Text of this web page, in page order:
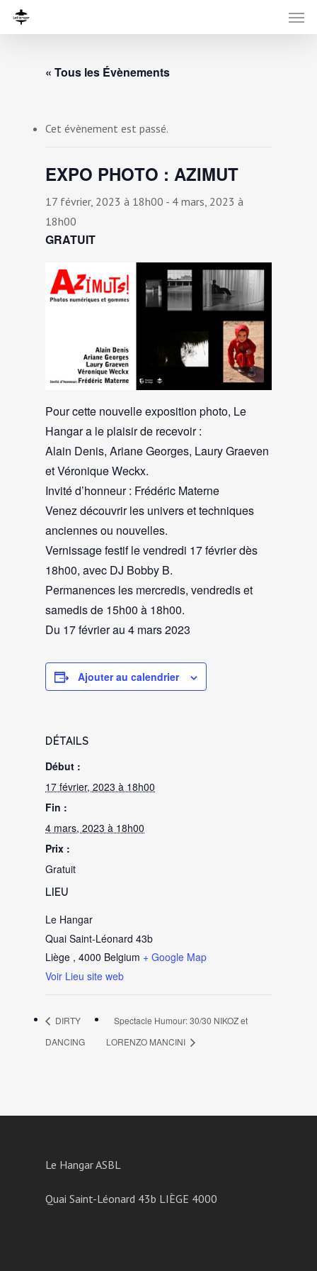
« Tous les Évènements
Cet évènement est passé.
EXPO PHOTO : AZIMUT
17 février, 2023 à 18h00 - 4 mars, 2023 à
18h00
GRATUIT
Pour cette nouvelle exposition photo, Le
Hangar a le plaisir de recevoir :
Alain Denis, Ariane Georges, Laury Graeven
et Véronique Weckx.
Invité d’honneur : Frédéric Materne
Venez découvrir les univers et techniques
anciennes ou nouvelles.
Vernissage festif le vendredi 17 février dès
18h00, avec DJ Bobby B.
Permanences les mercredis, vendredis et
samedis de 15h00 à 18h00.
Du 17 février au 4 mars 2023
Ajouter au calendrier
DÉTAILS
Début :
17 février, 2023 à 18h00
Fin :
4 mars, 2023 à 18h00
Prix :
Gratuit
LIEU
Le Hangar
Quai Saint-Léonard 43b
Liège , 4000 Belgium + Google Map
Voir Lieu site web
DIRTY
DANCING
Spectacle Humour: 30/30 NIKOZ et
LORENZO MANCINI
Le Hangar ASBL
Quai Saint-Léonard 43b LIÈGE 4000